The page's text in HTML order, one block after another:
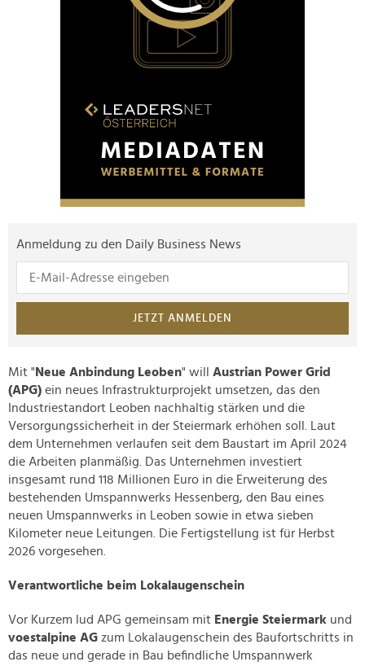
Anmeldung zu den Daily Business News
JETZT ANMELDEN
Mit " Neue Anbindung Leoben" will Austrian Power Grid
(APG) ein neues Infrastrukturprojekt umsetzen, das den
Industriestandort Leoben nachhaltig stärken und die
Versorgungssicherheit in der Steiermark erhöhen soll. Laut
dem Unternehmen verlaufen seit dem Baustart im April 2024
die Arbeiten planmäßig. Das Unternehmen investiert
insgesamt rund 118 Millionen Euro in die Erweiterung des
bestehenden Umspannwerks Hessenberg, den Bau eines
neuen Umspannwerks in Leoben sowie in etwa sieben
Kilometer neue Leitungen. Die Fertigstellung ist für Herbst
2026 vorgesehen.
Verantwortliche beim Lokalaugenschein
Vor Kurzem lud APG gemeinsam mit Energie Steiermark und
voestalpine AG zum Lokalaugenschein des Baufortschritts in
das neue und gerade in Bau befindliche Umspannwerk